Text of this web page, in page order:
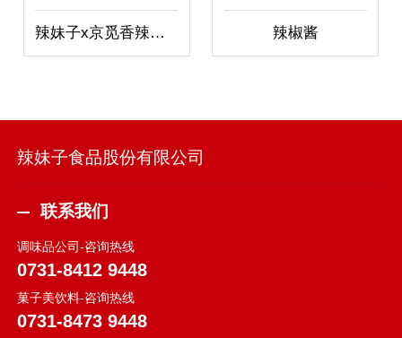
辣妹子x京觅香辣鲈鱼仔酱 辣椒酱
辣妹子食品股份有限公司
联系我们
调味品公司-咨询热线
0731-8412 9448
菓子美饮料-咨询热线
0731-8473 9448